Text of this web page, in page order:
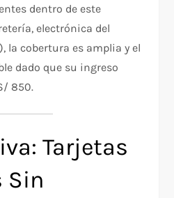
dentro de este
electrónica del
la cobertura es amplia y el
dado que su ingreso
850.
Tarjetas
Sin